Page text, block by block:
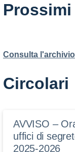
Consulta l'archivio
Circolari
AVVISO –
uffici di
2025-2026